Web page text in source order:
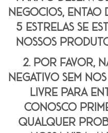
negócios, então
5 estrelas se
nossos
2. por favor,
negativo sem
livre para
conosco
qualquer